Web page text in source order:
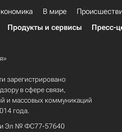
В мире
Продукты и сервисы Пресс-
зарегистрировано
в сфере связи,
и массовых коммуникаций
года.
Эл № ФС77-57640